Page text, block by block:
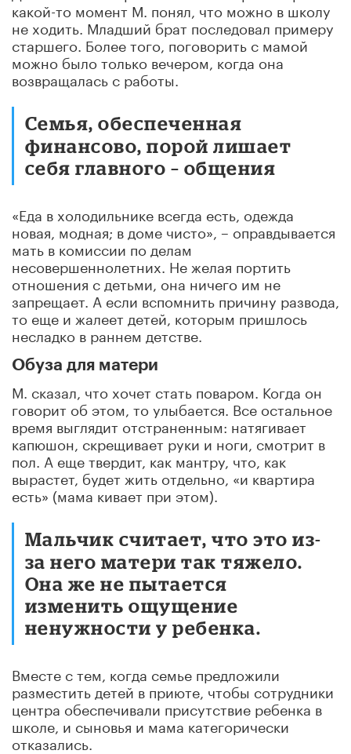
какой-то момент М. понял, что можно в школу
не ходить. Младший брат последовал примеру
старшего. Более того, поговорить с мамой
можно было только вечером, когда она
возвращалась с работы.
Семья, обеспеченная
финансово, порой лишает
себя главного – общения
«Еда в холодильнике всегда есть, одежда
новая, модная; в доме чисто», – оправдывается
мать в комиссии по делам
несовершеннолетних. Не желая портить
отношения с детьми, она ничего им не
запрещает. А если вспомнить причину развода,
то еще и жалеет детей, которым пришлось
несладко в раннем детстве.
Обуза для матери
М. сказал, что хочет стать поваром. Когда он
говорит об этом, то улыбается. Все остальное
время выглядит отстраненным: натягивает
капюшон, скрещивает руки и ноги, смотрит в
пол. А еще твердит, как мантру, что, как
вырастет, будет жить отдельно, «и квартира
есть» (мама кивает при этом).
Мальчик считает, что это из-
за него матери так тяжело.
Она же не пытается
изменить ощущение
ненужности у ребенка.
Вместе с тем, когда семье предложили
разместить детей в приюте, чтобы сотрудники
центра обеспечивали присутствие ребенка в
школе, и сыновья и мама категорически
отказались.